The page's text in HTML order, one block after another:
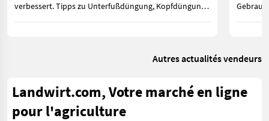
verbessert. Tipps zu Unterfußdüngung, Kopfdüngung
Autres actualités vendeurs
Landwirt.com, Votre marché en ligne
pour l'agriculture